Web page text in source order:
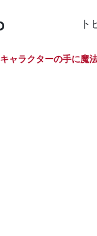
ト
キャラクターの手に魔